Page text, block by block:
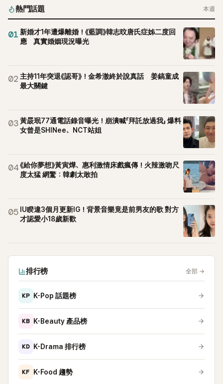
熱門話題 本週
01 新婚才1年遭爆離婚！《藍調》韓志旼唐氏症姊二度回
應 真實婚姻現況曝光
02 主持11年突退《認哥》！金希澈終於說真話 姜鎬童成
最大關鍵
03黃晸珉77通電話錄音曝光！崩潰喊「拜託放過我」 爆料
女曾是SHINee、NCT站姐
04《給你夢想》黃寅燁、惠利激情床戲瘋傳！火辣激吻尺
度太猛 網驚：韓劇太敢拍
05 IU睽違3個月更新IG！背景音樂竟是前男友的歌 對方
才認愛小18歲新歡
排行榜 全部 →
KP K-Pop 話題榜
KB K-Beauty 產品榜
KD K-Drama 排行榜
KF K-Food 趨勢